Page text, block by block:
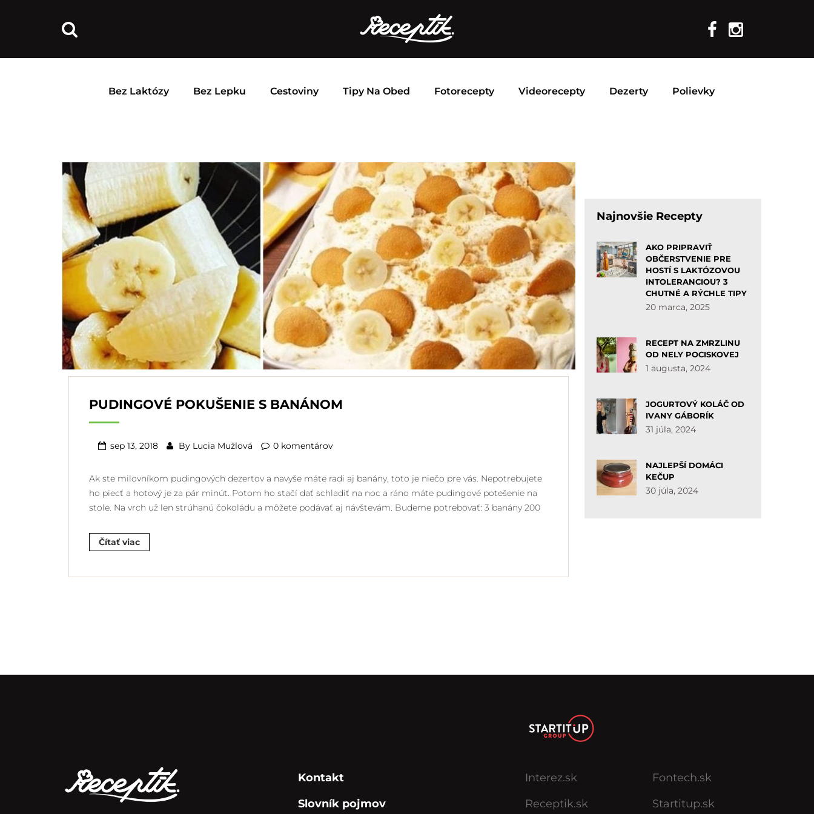
Bez Laktózy Bez Lepku Cestoviny Tipy Na Obed Fotorecepty Videorecepty Dezerty Polievky
PUDINGOVÉ POKUŠENIE S BANÁNOM
sep 13, 2018 By Lucia Mužlová 0 komentárov
Ak ste milovníkom pudingových dezertov a navyše máte radi aj banány, toto je niečo pre vás. Nepotrebujete
ho piecť a hotový je za pár minút. Potom ho stačí dať schladiť na noc a ráno máte pudingové potešenie na
stole. Na vrch už len strúhanú čokoládu a môžete podávať aj návštevám. Budeme potrebovať: 3 banány 200
Čítať viac
Najnovšie Recepty
AKO PRIPRAVIŤ
OBČERSTVENIE PRE
HOSTÍ S LAKTÓZOVOU
INTOLERANCIOU? 3
CHUTNÉ A RÝCHLE TIPY
20 marca, 2025
RECEPT NA ZMRZLINU
OD NELY POCISKOVEJ
1 augusta, 2024
JOGURTOVÝ KOLÁČ OD
IVANY GÁBORÍK
31 júla, 2024
NAJLEPŠÍ DOMÁCI
KEČUP
30 júla, 2024
Kontakt
Slovník pojmov
Interez.sk
Receptik.sk
Fontech.sk
Startitup.sk